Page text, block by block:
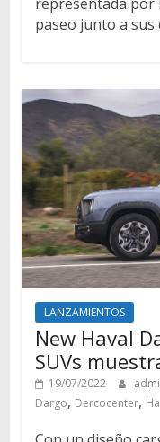
paseo junto a sus
LANZAMIENTOS
New Haval
SUVs
19/07/2022
Dargo, Dercocenter,